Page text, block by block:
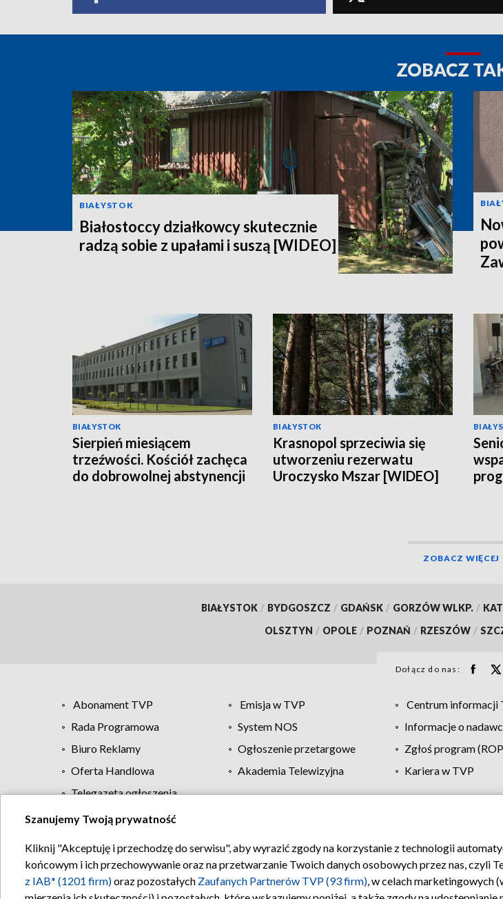
ZOBACZ
BIAŁYSTOK
Białostoccy działkowcy skutecznie
radzą sobie z upałami i suszą [WIDEO]
BIAŁYSTOK
Sierpień miesiącem
trzeźwości. Kościół zachęca
do dobrowolnej abstynencji
BIAŁYSTOK
Krasnopol sprzeciwia się
utworzeniu rezerwatu
Uroczysko Mszar [WIDEO]
ZOBACZ WIĘCEJ
BIAŁYSTOK / BYDGOSZCZ / GDAŃSK / GORZÓW WLKP. /
OLSZTYN / OPOLE / POZNAŃ / RZESZÓW /
Dołącz do nas:
Abonament TVP Emisja w TVP Centrum informacji
Rada Programowa
System NOS Informacje o
Biuro Reklamy
Ogłoszenie przetargowe Zgłoś program
Oferta Handlowa
Akademia Telewizyjna Kariera w TVP
Telegazeta ogłoszenia
Regulamin TVP Polityka prywatności Moje zgody
Szanujemy Twoją prywatność
Kliknij "Akceptuję i przechodzę do serwisu", aby wyrazić zgody na korzystanie z technologii
końcowym i ich przechowywanie oraz na przetwarzanie Twoich danych osobowych przez nas, czyli
z IAB* (1201 firm)oraz pozostałych Zaufanych Partnerów TVP (93 firm), w celach marketingowych